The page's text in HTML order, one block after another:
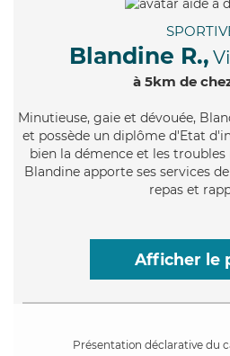
Blandine R.,
à 5km de
Minutieuse, gaie et dévouée,
et possède un diplôme d'Etat
bien la démence et les
Blandine apporte ses services
repas et
Afficher le
Présentation déclarative du